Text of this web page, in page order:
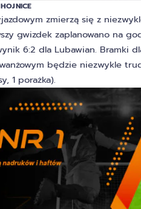
zmierzą się z
gwizdek zaplanowano na
6:2 dla Lubawian. Bramki
będzie niezwykle
1 porażka).